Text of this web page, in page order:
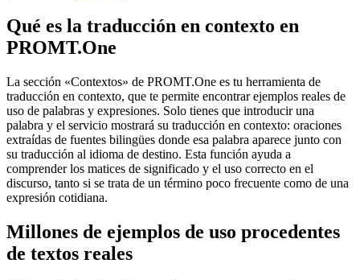
Qué es la traducción en contexto en
PROMT.One
La sección «Contextos» de PROMT.One es tu herramienta de
traducción en contexto, que te permite encontrar ejemplos reales de
uso de palabras y expresiones. Solo tienes que introducir una
palabra y el servicio mostrará su traducción en contexto: oraciones
extraídas de fuentes bilingües donde esa palabra aparece junto con
su traducción al idioma de destino. Esta función ayuda a
comprender los matices de significado y el uso correcto en el
discurso, tanto si se trata de un término poco frecuente como de una
expresión cotidiana.
Millones de ejemplos de uso procedentes
de textos reales